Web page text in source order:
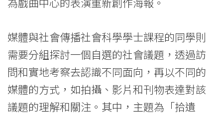
港
浸
會
大
媒體與社會傳播社會科學學士課程的同學則
需要分組探討一個自選的社會議題，透過訪
問和實地考察去認識不同面向，再以不同的
媒體的方式，如拍攝、影片和刊物表達對該
議題的理解和關注。其中，主題為「拾遺